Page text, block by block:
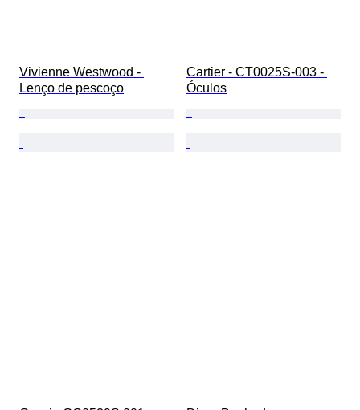
Vivienne Westwood -
Lenço de pescoço
Cartier - CT0025S-003 -
Óculos